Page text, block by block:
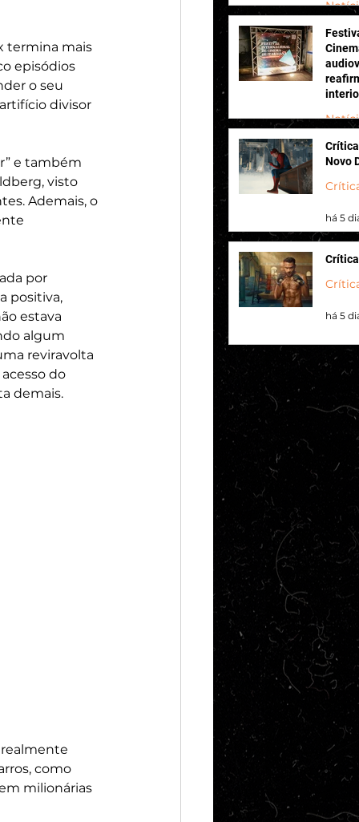
termina mais
episódios
o seu
divisor
e também
visto
Ademais, o
por
positiva,
estava
algum
reviravolta
do
demais.
como
milionárias
há 2
há 3
Novo
há 5
há 5